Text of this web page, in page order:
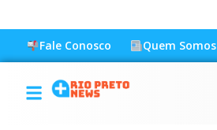
Fale Conosco Quem Somos